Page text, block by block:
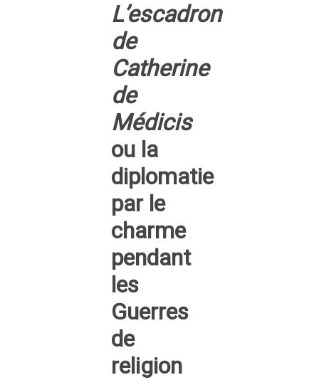
L’escadron
de
Catherine
de
Médicis
ou la
diplomatie
par le
charme
pendant
les
Guerres
de
religion